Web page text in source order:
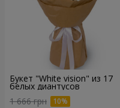
Букет "White vision" из 17
белых диантусов
1 666 грн